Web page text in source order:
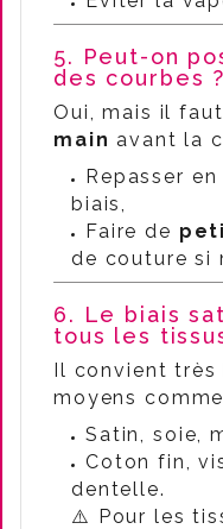
5. Peut-on
des courbes ?
Oui, mais il faut
main avant la
Repasser
biais,
Faire de
de couture si
6. Le biais
tous les
Il convient très
moyens
Satin, soie,
Coton fin,
dentelle.
⚠️ Pour les